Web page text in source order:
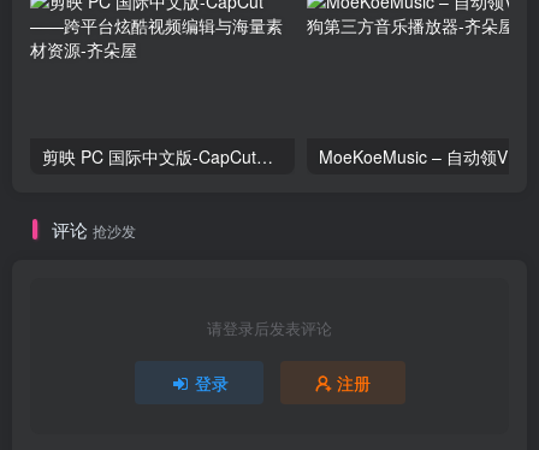
剪映 PC 国际中文版-CapCut——跨平台炫酷视频编辑与海量素材资源
评论 抢沙发
请登录后发表评论
登录 注册